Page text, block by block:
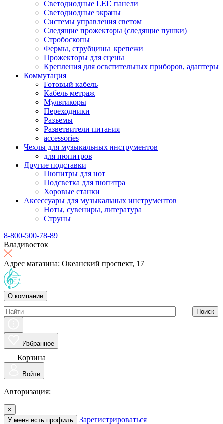
Светодиодные LED панели
Светодиодные экраны
Системы управления светом
Следящие прожекторы (следящие пушки)
Стробоскопы
Фермы, струбцины, крепежи
Прожекторы для сцены
Крепления для осветительных приборов, адаптеры
Коммутация
Готовый кабель
Кабель метраж
Мультикоры
Переходники
Разъемы
Разветвители питания
accessories
Чехлы для музыкальных инструментов
для пюпитров
Другие подставки
Пюпитры для нот
Подсветка для пюпитра
Хоровые станки
Аксессуары для музыкальных инструментов
Ноты, сувениры, литература
Струны
8-800-500-78-89
Владивосток
Адрес магазина: Океанский проспект, 17
О компании
Поиск
Избранное
Корзина
Войти
Авторизация:
×
У меня есть профиль
Зарегистрироваться